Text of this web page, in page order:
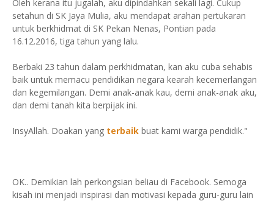
Oleh kerana itu jugalah, aku dipindahkan sekali lagi. Cukup
setahun di SK Jaya Mulia, aku mendapat arahan pertukaran
untuk berkhidmat di SK Pekan Nenas, Pontian pada
16.12.2016, tiga tahun yang lalu.
Berbaki 23 tahun dalam perkhidmatan, kan aku cuba sehabis
baik untuk memacu pendidikan negara kearah kecemerlangan
dan kegemilangan. Demi anak-anak kau, demi anak-anak aku,
dan demi tanah kita berpijak ini.
InsyAllah. Doakan yang terbaik buat kami warga pendidik."
OK.. Demikian lah perkongsian beliau di Facebook. Semoga
kisah ini menjadi inspirasi dan motivasi kepada guru-guru lain